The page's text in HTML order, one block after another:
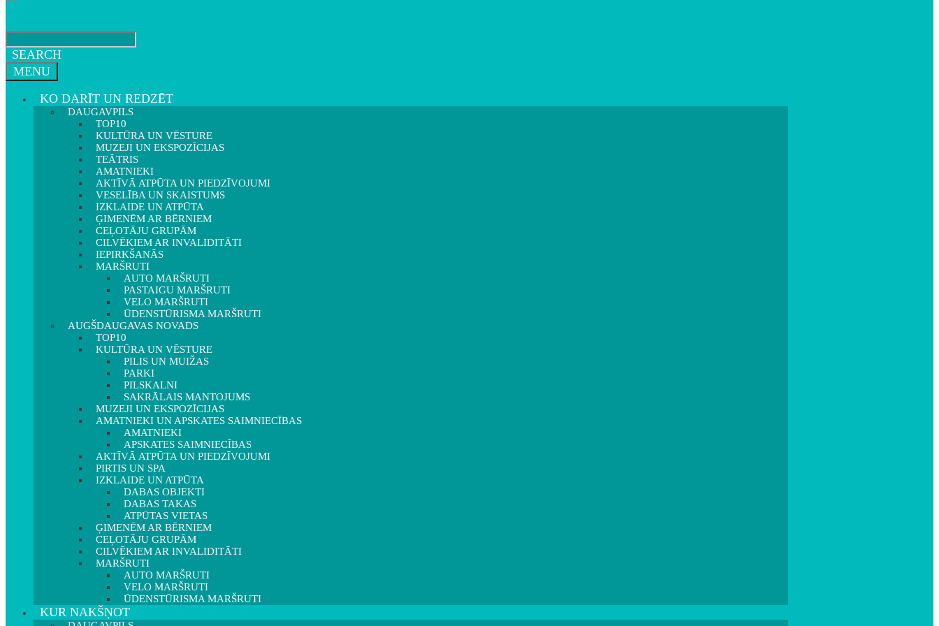
SEARCH
MENU
KO DARĪT UN REDZĒT
DAUGAVPILS
TOP10
KULTŪRA UN VĒSTURE
MUZEJI UN EKSPOZĪCIJAS
TEĀTRIS
AMATNIEKI
AKTĪVĀ ATPŪTA UN PIEDZĪVOJUMI
VESELĪBA UN SKAISTUMS
IZKLAIDE UN ATPŪTA
ĢIMENĒM AR BĒRNIEM
CEĻOTĀJU GRUPĀM
CILVĒKIEM AR INVALIDITĀTI
IEPIRKŠANĀS
MARŠRUTI
AUTO MARŠRUTI
PASTAIGU MARŠRUTI
VELO MARŠRUTI
ŪDENSTŪRISMA MARŠRUTI
AUGŠDAUGAVAS NOVADS
TOP10
KULTŪRA UN VĒSTURE
PILIS UN MUIŽAS
PARKI
PILSKALNI
SAKRĀLAIS MANTOJUMS
MUZEJI UN EKSPOZĪCIJAS
AMATNIEKI UN APSKATES SAIMNIECĪBAS
AMATNIEKI
APSKATES SAIMNIECĪBAS
AKTĪVĀ ATPŪTA UN PIEDZĪVOJUMI
PIRTIS UN SPA
IZKLAIDE UN ATPŪTA
DABAS OBJEKTI
DABAS TAKAS
ATPŪTAS VIETAS
ĢIMENĒM AR BĒRNIEM
CEĻOTĀJU GRUPĀM
CILVĒKIEM AR INVALIDITĀTI
MARŠRUTI
AUTO MARŠRUTI
VELO MARŠRUTI
ŪDENSTŪRISMA MARŠRUTI
KUR NAKŠŅOT